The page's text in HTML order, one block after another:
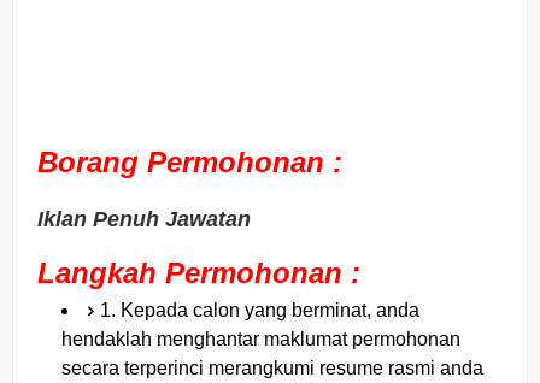
Borang Permohonan :
Iklan Penuh Jawatan
Langkah Permohonan :
1. Kepada calon yang berminat, anda
hendaklah menghantar maklumat permohonan
secara terperinci merangkumi resume rasmi anda